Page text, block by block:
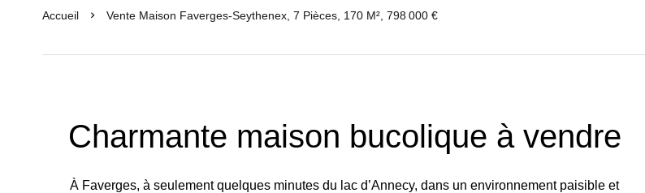
Accueil Vente Maison Faverges-Seythenex, 7 Pièces, 170 M², 798 000 €
Charmante maison bucolique à vendre
À Faverges, à seulement quelques minutes du lac d’Annecy, dans un environnement paisible et